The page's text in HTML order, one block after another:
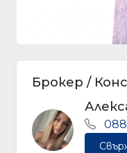
Брокер /